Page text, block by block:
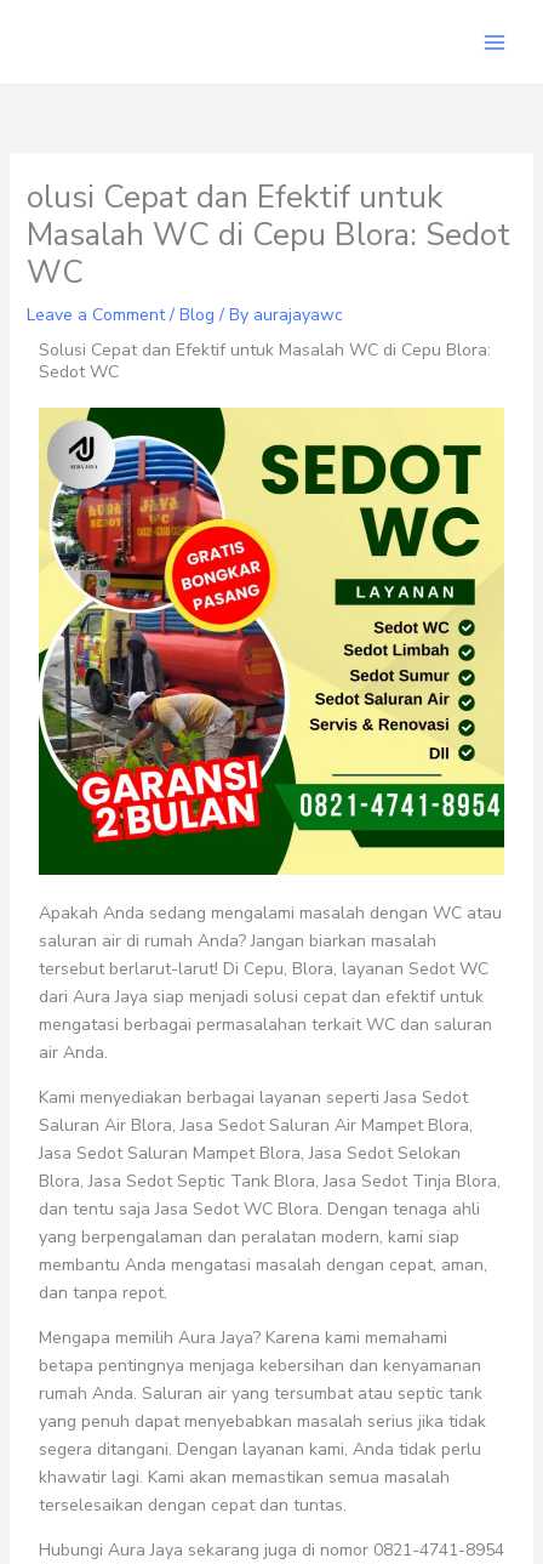
olusi Cepat dan Efektif untuk
Masalah WC di Cepu Blora: Sedot
WC
Leave a Comment / Blog / By aurajayawc
Solusi Cepat dan Efektif untuk Masalah WC di Cepu Blora:
Sedot WC
Apakah Anda sedang mengalami masalah dengan WC atau
saluran air di rumah Anda? Jangan biarkan masalah
tersebut berlarut-larut! Di Cepu, Blora, layanan Sedot WC
dari Aura Jaya siap menjadi solusi cepat dan efektif untuk
mengatasi berbagai permasalahan terkait WC dan saluran
air Anda.
Kami menyediakan berbagai layanan seperti Jasa Sedot
Saluran Air Blora, Jasa Sedot Saluran Air Mampet Blora,
Jasa Sedot Saluran Mampet Blora, Jasa Sedot Selokan
Blora, Jasa Sedot Septic Tank Blora, Jasa Sedot Tinja Blora,
dan tentu saja Jasa Sedot WC Blora. Dengan tenaga ahli
yang berpengalaman dan peralatan modern, kami siap
membantu Anda mengatasi masalah dengan cepat, aman,
dan tanpa repot.
Mengapa memilih Aura Jaya? Karena kami memahami
betapa pentingnya menjaga kebersihan dan kenyamanan
rumah Anda. Saluran air yang tersumbat atau septic tank
yang penuh dapat menyebabkan masalah serius jika tidak
segera ditangani. Dengan layanan kami, Anda tidak perlu
khawatir lagi. Kami akan memastikan semua masalah
terselesaikan dengan cepat dan tuntas.
Hubungi Aura Jaya sekarang juga di nomor 0821-4741-8954